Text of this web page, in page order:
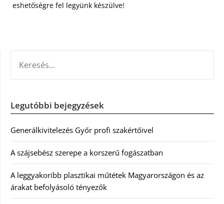
eshetőségre fel legyünk készülve!
Legutóbbi bejegyzések
Generálkivitelezés Győr profi szakértőivel
A szájsebész szerepe a korszerű fogászatban
A leggyakoribb plasztikai műtétek Magyarországon és az
árakat befolyásoló tényezők